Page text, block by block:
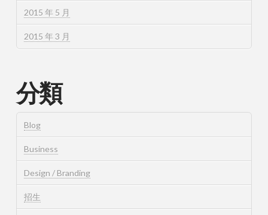
2015 年 5 月
2015 年 3 月
分類
Blog
Business
Design / Branding
招生